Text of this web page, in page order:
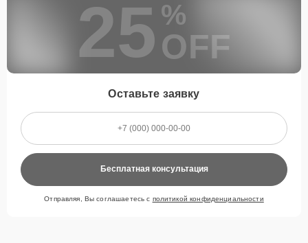
25 %
OFF
Оставьте заявку
Бесплатная консультация
Отправляя, Вы соглашаетесь с политикой конфиденциальности